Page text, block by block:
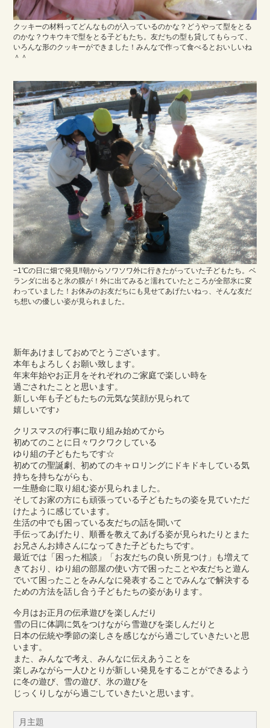
クッキーの材料ってどんなものが入っているのかな？どうやって型をとる
のかな？ウキウキで型をとる子どもたち。友だちの型も貸してもらって、
いろんな形のクッキーができました！みんなで作って食べるとおいしいね
＾＾
−1℃の日に畑で発見‼朝からソワソワ外に行きたがっていた子どもたち。ベ
ランダに出ると氷の膜が！外に出てみると濡れていたところが全部氷に変
わっていました！お休みのお友だちにも見せてあげたいねっ、そんな友だ
ち想いの優しい姿が見られました。
新年あけましておめでとうございます。
本年もよろしくお願い致します。
年末年始やお正月をそれぞれのご家庭で楽しい時を
過ごされたことと思います。
新しい年も子どもたちの元気な笑顔が見られて
嬉しいです♪
クリスマスの行事に取り組み始めてから
初めてのことに日々ワクワクしている
ゆり組の子どもたちです☆
初めての聖誕劇、初めてのキャロリングにドキドキしている気
持ちを持ちながらも、
一生懸命に取り組む姿が見られました。
そしてお家の方にも頑張っている子どもたちの姿を見ていただ
けたように感じています。
生活の中でも困っている友だちの話を聞いて
手伝ってあげたり、順番を教えてあげる姿が見られたりとまた
お兄さんお姉さんになってきた子どもたちです。
最近では「困った相談」「お友だちの良い所見つけ」も増えて
きており、ゆり組の部屋の使い方で困ったことや友だちと遊ん
でいて困ったことをみんなに発表することでみんなで解決する
ための方法を話し合う子どもたちの姿があります。
今月はお正月の伝承遊びを楽しんだり
雪の日に体調に気をつけながら雪遊びを楽しんだりと
日本の伝統や季節の楽しさを感じながら過ごしていきたいと思
います。
また、みんなで考え、みんなに伝えあうことを
楽しみながら一人ひとりが新しい発見をすることができるよう
に冬の遊び、雪の遊び、氷の遊びを
じっくりしながら過ごしていきたいと思います。
月主題